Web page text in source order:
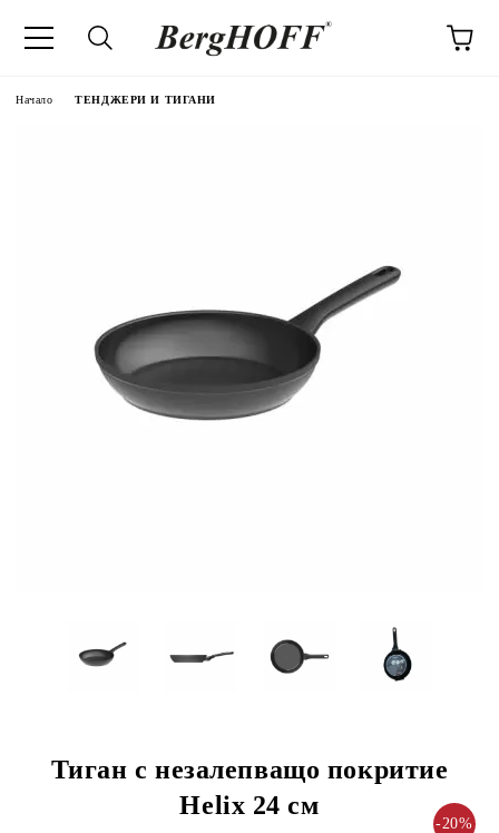
Начало ТЕНДЖЕРИ И ТИГАНИ
Тиган с незалепващо покритие
Helix 24 см
-20%